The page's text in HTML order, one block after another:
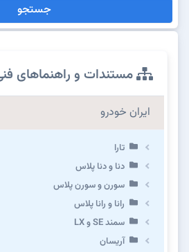
جستجو
مستندات و راهنماهای
ایران خودرو
تارا
دنا و دنا پلاس
سورن و سورن پلاس
رانا و رانا پلاس
سمند SE و LX
آریسان